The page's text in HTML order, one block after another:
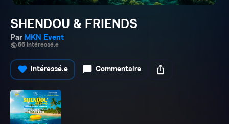
SHENDOU & FRIENDS
Par MKN Event
public66 Intéressé.e
favorite Intéressé.e chat_bubble Commentaire ios_share